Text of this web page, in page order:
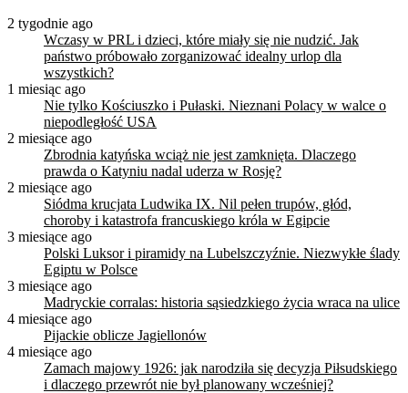
2 tygodnie ago
Wczasy w PRL i dzieci, które miały się nie nudzić. Jak
państwo próbowało zorganizować idealny urlop dla
wszystkich?
1 miesiąc ago
Nie tylko Kościuszko i Pułaski. Nieznani Polacy w walce o
niepodległość USA
2 miesiące ago
Zbrodnia katyńska wciąż nie jest zamknięta. Dlaczego
prawda o Katyniu nadal uderza w Rosję?
2 miesiące ago
Siódma krucjata Ludwika IX. Nil pełen trupów, głód,
choroby i katastrofa francuskiego króla w Egipcie
3 miesiące ago
Polski Luksor i piramidy na Lubelszczyźnie. Niezwykłe ślady
Egiptu w Polsce
3 miesiące ago
Madryckie corralas: historia sąsiedzkiego życia wraca na ulice
4 miesiące ago
Pijackie oblicze Jagiellonów
4 miesiące ago
Zamach majowy 1926: jak narodziła się decyzja Piłsudskiego
i dlaczego przewrót nie był planowany wcześniej?